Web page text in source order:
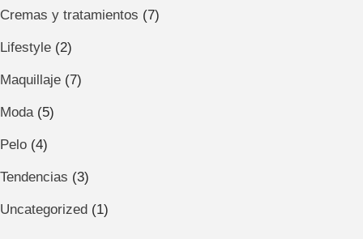
Cremas y tratamientos (7)
Lifestyle (2)
Maquillaje (7)
Moda (5)
Pelo (4)
Tendencias (3)
Uncategorized (1)